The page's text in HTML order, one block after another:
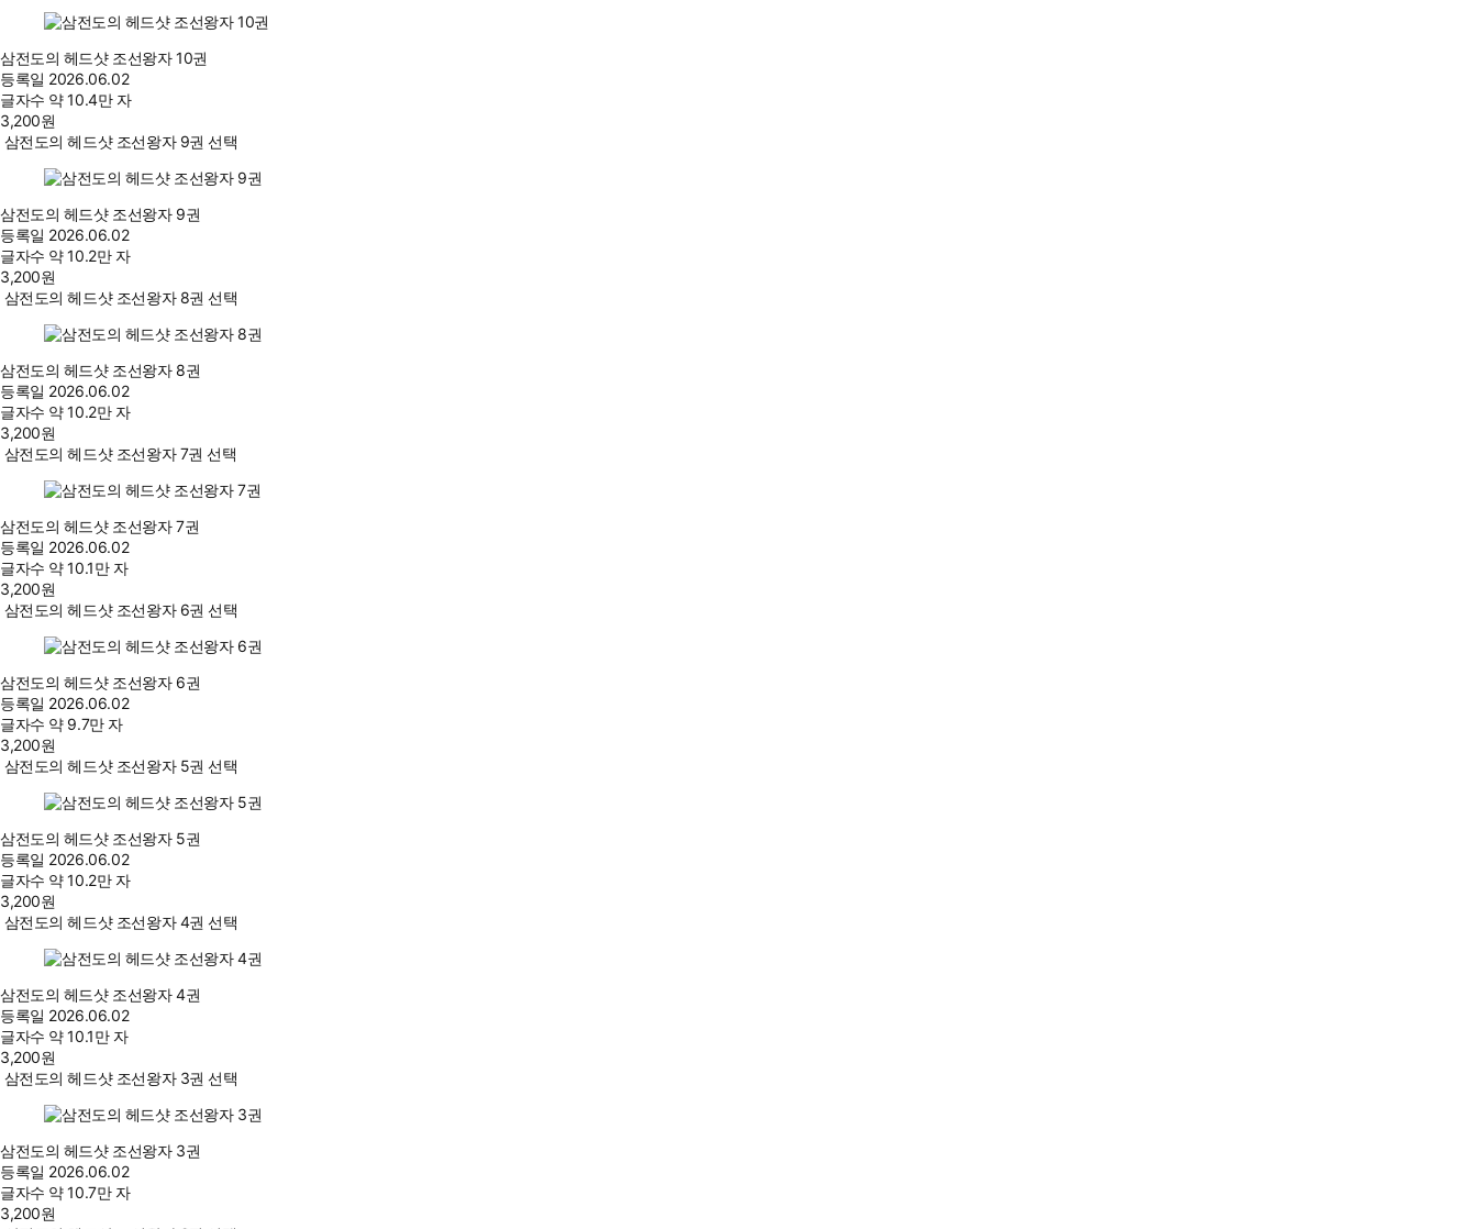
삼전도의 헤드샷 조선왕자 10권
등록일 2026.06.02
글자수 약 10.4만 자
3,200원
삼전도의 헤드샷 조선왕자 9권 선택
삼전도의 헤드샷 조선왕자 9권
등록일 2026.06.02
글자수 약 10.2만 자
3,200원
삼전도의 헤드샷 조선왕자 8권 선택
삼전도의 헤드샷 조선왕자 8권
등록일 2026.06.02
글자수 약 10.2만 자
3,200원
삼전도의 헤드샷 조선왕자 7권 선택
삼전도의 헤드샷 조선왕자 7권
등록일 2026.06.02
글자수 약 10.1만 자
3,200원
삼전도의 헤드샷 조선왕자 6권 선택
삼전도의 헤드샷 조선왕자 6권
등록일 2026.06.02
글자수 약 9.7만 자
3,200원
삼전도의 헤드샷 조선왕자 5권 선택
삼전도의 헤드샷 조선왕자 5권
등록일 2026.06.02
글자수 약 10.2만 자
3,200원
삼전도의 헤드샷 조선왕자 4권 선택
삼전도의 헤드샷 조선왕자 4권
등록일 2026.06.02
글자수 약 10.1만 자
3,200원
삼전도의 헤드샷 조선왕자 3권 선택
삼전도의 헤드샷 조선왕자 3권
등록일 2026.06.02
글자수 약 10.7만 자
3,200원